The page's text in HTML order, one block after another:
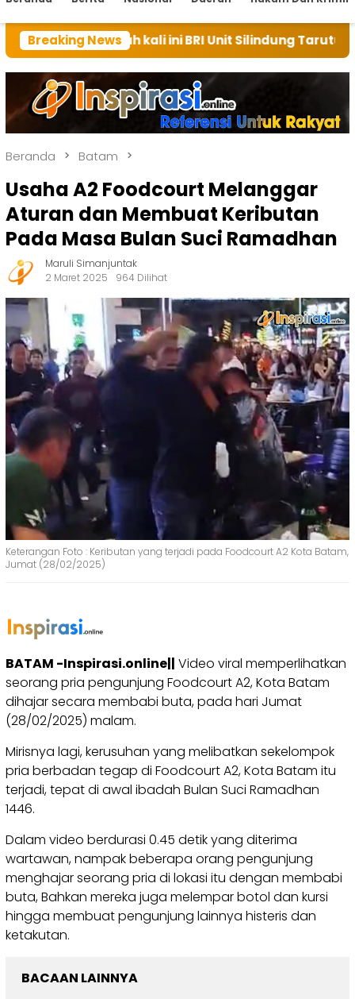
Breaking News
kali ini BRI Unit Silindung Tarutung Ingatkan
Beranda Batam
Usaha A2 Foodcourt Melanggar
Aturan dan Membuat Keributan
Pada Masa Bulan Suci Ramadhan
Maruli Simanjuntak
2 Maret 2025
964 Dilihat
Keterangan Foto : Keributan yang terjadi pada Foodcourt A2 Kota Batam,
Jumat (28/02/2025)
BATAM -Inspirasi.online|| Video viral memperlihatkan
seorang pria pengunjung Foodcourt A2, Kota Batam
dihajar secara membabi buta, pada hari Jumat
(28/02/2025) malam.
Mirisnya lagi, kerusuhan yang melibatkan sekelompok
pria berbadan tegap di Foodcourt A2, Kota Batam itu
terjadi, tepat di awal ibadah Bulan Suci Ramadhan
1446.
Dalam video berdurasi 0.45 detik yang diterima
wartawan, nampak beberapa orang pengunjung
menghajar seorang pria di lokasi itu dengan membabi
buta, Bahkan mereka juga melempar botol dan kursi
hingga membuat pengunjung lainnya histeris dan
ketakutan.
BACAAN LAINNYA